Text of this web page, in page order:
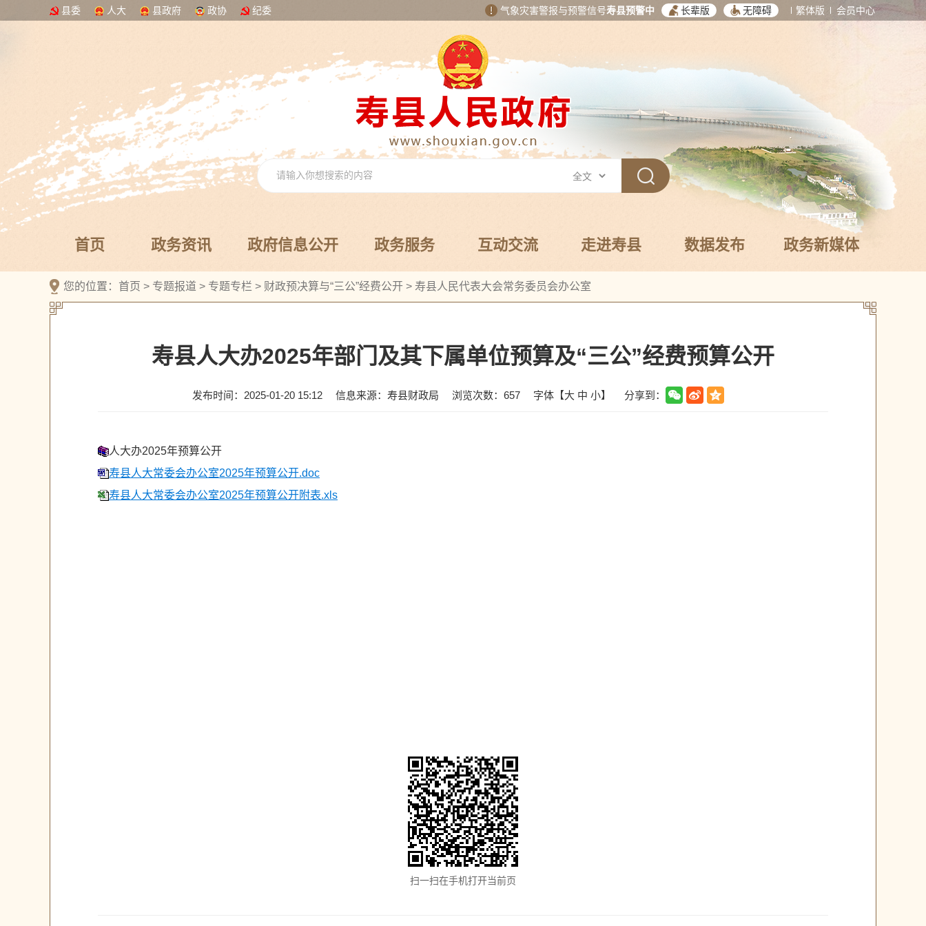
县委 人大 县政府 政协 纪委 气象灾害警报与预警信号寿县预警中 长辈版 无障碍 繁体版 会员中心
首页 政务资讯 政府信息公开 政务服务 互动交流 走进寿县 数据发布 政务新媒体
您的位置： 首页 > 专题报道 > 专题专栏 > 财政预决算与“三公”经费公开 > 寿县人民代表大会常务委员会办公室
寿县人大办2025年部门及其下属单位预算及“三公”经费预算公开
发布时间：2025-01-20 15:12 信息来源：寿县财政局 浏览次数： 657 字体【大 中 小】 分享到：
人大办2025年预算公开
寿县人大常委会办公室2025年预算公开.doc
寿县人大常委会办公室2025年预算公开附表.xls
扫一扫在手机打开当前页